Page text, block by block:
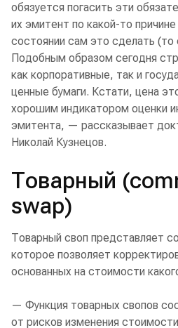
обязуется погасить эти
их эмитент по какой-то
состоянии сам это сделать
Подобным образом сегодня
как корпоративные, так и
ценные бумаги. Кстати, цена
хорошим индикатором оценки
эмитента, — рассказывает
Николай Кузнецов.
Товарный
swap)
Товарный своп представляет
которое позволяет
основанных на стоимости
— Функция товарных свопов
от рисков изменения